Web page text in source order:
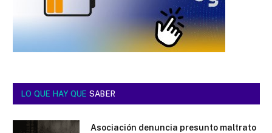
LO QUE HAY QUE SABER
Asociación denuncia presunto maltrato